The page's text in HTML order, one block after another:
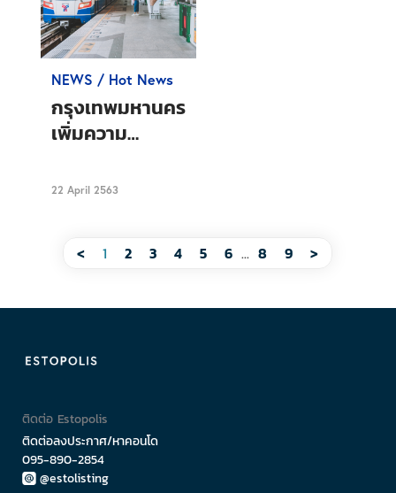
NEWS / Hot News
กรุงเทพมหานคร
เพิ่มความ
โดยสารระบบ
22 April 2563
< 1 2 3 4 5 6 ... 8 9 >
ติดต่อ Estopolis
ติดต่อลงประกาศ/หาคอนโด
095-890-2854
@estolisting